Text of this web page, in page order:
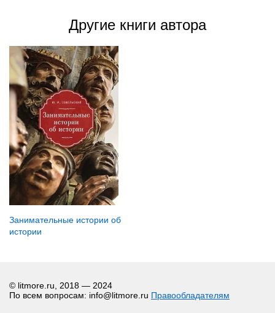
Другие книги автора
Занимательные истории об
истории
© litmore.ru, 2018 — 2024
По всем вопросам: info@litmore.ru Правообладателям